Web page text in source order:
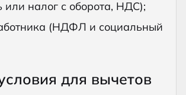
или налог с оборота, НДС);
(НДФЛ и социальный
для вычетов